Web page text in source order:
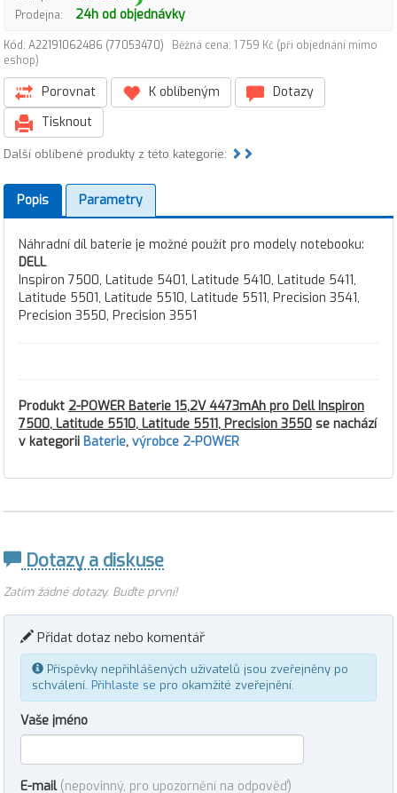
Prodejna: 24h od objednávky
Kód: A22191062486 (77053470)
Běžná cena: 1 759 Kč (při objednání mimo
eshop)
Porovnat K oblíbeným
Dotazy
Tisknout
Další oblíbené produkty z této kategorie:
Popis Parametry
Náhradní díl baterie je možné použít pro modely notebooku:
DELL
Inspiron 7500, Latitude 5401, Latitude 5410, Latitude 5411,
Latitude 5501, Latitude 5510, Latitude 5511, Precision 3541,
Precision 3550, Precision 3551
Produkt 2-POWER Baterie 15,2V 4473mAh pro Dell Inspiron
7500, Latitude 5510, Latitude 5511, Precision 3550 se nachází
v kategorii Baterie, výrobce 2-POWER
Dotazy a diskuse
Zatím žádné dotazy. Buďte první!
Přidat dotaz nebo komentář
Příspěvky nepřihlášených uživatelů jsou zveřejněny po
schválení. Přihlaste se pro okamžité zveřejnění.
Vaše jméno
E-mail (nepovinný, pro upozornění na odpověď)